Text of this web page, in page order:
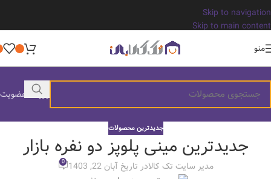
Skip to navigation
Skip to main content
منو
ورود / عضویت
جدیدترین محصولات
جدیدترین مینی پلوپز دو نفره بازار
مدیر سایت تک کالادر تاریخ آبان 22, 1403 0